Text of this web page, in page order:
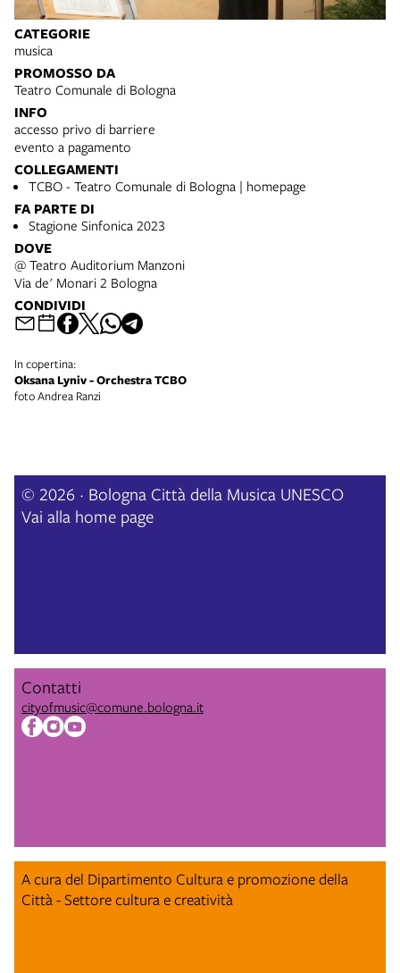
CATEGORIE
musica
PROMOSSO DA
Teatro Comunale di Bologna
INFO
accesso privo di barriere
evento a pagamento
COLLEGAMENTI
TCBO - Teatro Comunale di Bologna | homepage
FA PARTE DI
Stagione Sinfonica 2023
DOVE
@ Teatro Auditorium Manzoni
Via de' Monari 2 Bologna
CONDIVIDI
In copertina:
Oksana Lyniv - Orchestra TCBO
foto Andrea Ranzi
© 2026 · Bologna Città della Musica UNESCO
Vai alla home page
Contatti
cityofmusic@comune.bologna.it
A cura del Dipartimento Cultura e promozione della
Città - Settore cultura e creatività